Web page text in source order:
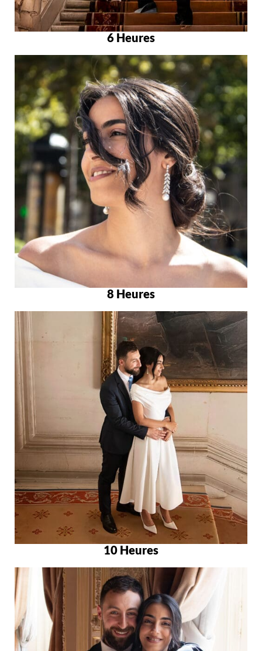
6 Heures
8 Heures
10 Heures